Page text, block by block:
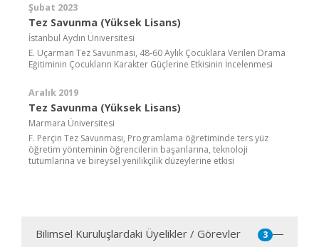
Şubat 2023
Tez Savunma (Yüksek Lisans)
İstanbul Aydın Üniversitesi
E. Uçarman Tez Savunması, 48-60 Aylık Çocuklara Verilen Drama
Eğitiminin Çocukların Karakter Güçlerine Etkisinin İncelenmesi
Aralık 2019
Tez Savunma (Yüksek Lisans)
Marmara Üniversitesi
F. Perçin Tez Savunması, Programlama öğretiminde ters yüz
öğretim yönteminin öğrencilerin başarılarına, teknoloji
tutumlarına ve bireysel yenilikçilik düzeylerine etkisi
Bilimsel Kuruluşlardaki Üyelikler / Görevler 3